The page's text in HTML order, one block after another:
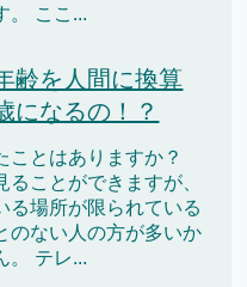
。 ここ...
齢を人間に換算
になるの！？
ことはありますか？
ることができますが、
る場所が限られている
のない人の方が多いか
。 テレ...